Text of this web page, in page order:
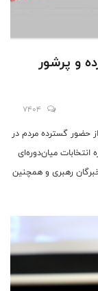
و پرشور
7404
حضور گسترده مردم در
میان‌دوره‌ای
رهبری و همچنین